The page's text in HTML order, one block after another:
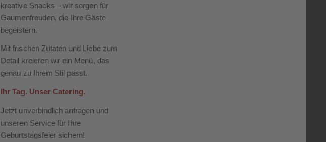
kreative Snacks – wir sorgen für
Gaumenfreuden, die Ihre Gäste
begeistern.
Mit frischen Zutaten und Liebe zum
Detail kreieren wir ein Menü, das
genau zu Ihrem Stil passt.
Ihr Tag. Unser Catering.
Jetzt unverbindlich anfragen und
unseren Service für Ihre
Geburtstagsfeier sichern!